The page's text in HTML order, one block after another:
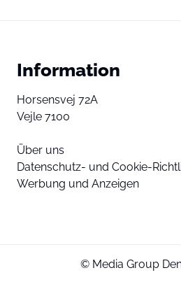
Information
Horsensvej 72A
Vejle 7100
Über uns
Datenschutz- und Cookie-
Werbung und Anzeigen
© Media Group